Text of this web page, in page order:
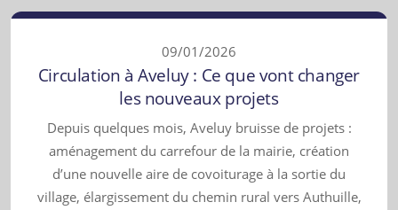
09/01/2026
Circulation à Aveluy : Ce que vont changer
les nouveaux projets
Depuis quelques mois, Aveluy bruisse de projets :
aménagement du carrefour de la mairie, création
d’une nouvelle aire de covoiturage à la sortie du
village, élargissement du chemin rural vers Authuille,